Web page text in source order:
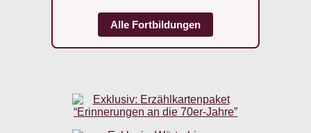
Alle Fortbildungen